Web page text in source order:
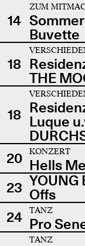
14
ZUM
Buvette
18
THE
18 Luque
20
KONZERT
Hells
23 YOUNG
Offs
24
TANZ
Pro
TANZ